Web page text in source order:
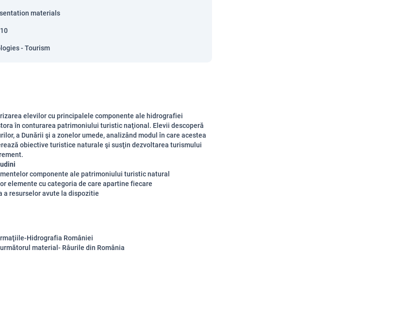
materials
- Tourism
elevilor cu principalele componente ale hidrografiei
în conturarea patrimoniului turistic naţional. Elevii descoperă
a Dunării şi a zonelor umede, analizând modul în care acestea
obiective turistice naturale şi susţin dezvoltarea turismului
componente ale patrimoniului turistic natural
elemente cu categoria de care apartine fiecare
a resurselor avute la dispozitie
Hidrografia României
material- Râurile din România